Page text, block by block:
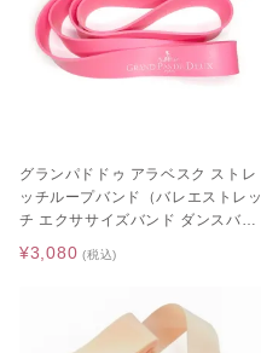
グランパドドゥ アラベスク ストレ
ッチループバンド（バレエストレッ
チ エクササイズバンド ダンスバン
ド）
¥3,080 (税込)